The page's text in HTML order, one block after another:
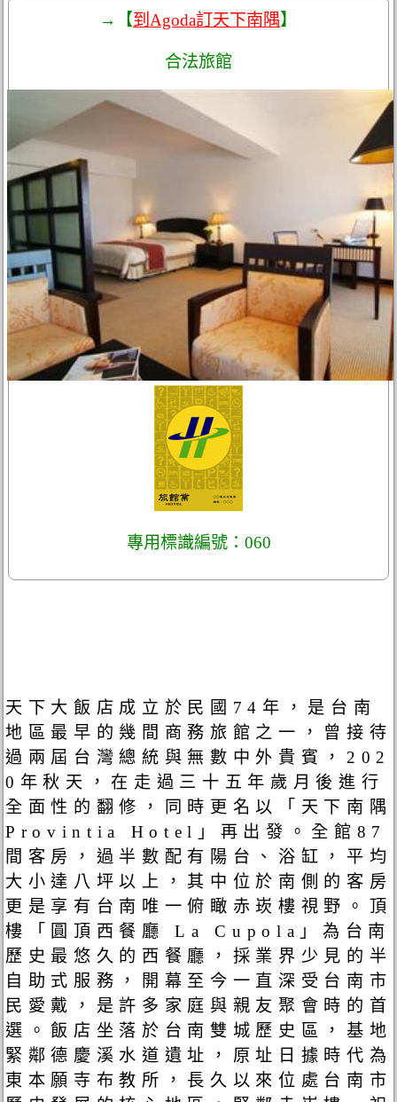
→【到Agoda訂天下南隅】
合法旅館
專用標識編號：060
天下大飯店成立於民國74年，是台南
地區最早的幾間商務旅館之一，曾接待
過兩屆台灣總統與無數中外貴賓，202
0年秋天，在走過三十五年歲月後進行
全面性的翻修，同時更名以「天下南隅
Provintia Hotel」再出發。全館87
間客房，過半數配有陽台、浴缸，平均
大小達八坪以上，其中位於南側的客房
更是享有台南唯一俯瞰赤崁樓視野。頂
樓「圓頂西餐廳 La Cupola」為台南
歷史最悠久的西餐廳，採業界少見的半
自助式服務，開幕至今一直深受台南市
民愛戴，是許多家庭與親友聚會時的首
選。飯店坐落於台南雙城歷史區，基地
緊鄰德慶溪水道遺址，原址日據時代為
東本願寺布教所，長久以來位處台南市